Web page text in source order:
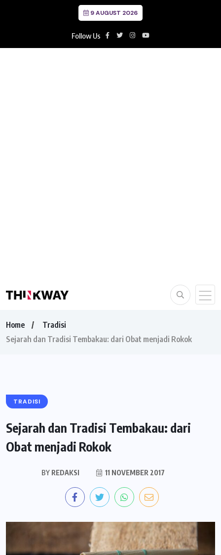
9 AUGUST 2026
Follow Us
Home
Tradisi
Sejarah dan Tradisi Tembakau: dari Obat menjadi Rokok
TRADISI
Sejarah dan Tradisi Tembakau: dari
Obat menjadi Rokok
BY REDAKSI 11 NOVEMBER 2017